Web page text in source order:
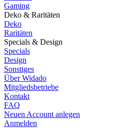
Gaming
Deko & Raritäten
Deko
Raritäten
Specials & Design
Specials
Design
Sonstiges
Über Widado
Mitgliedsbetriebe
Kontakt
FAQ
Neuen Account anlegen
Anmelden